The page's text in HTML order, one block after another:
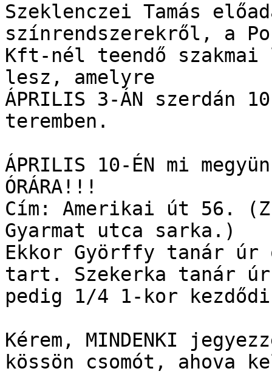
Szeklenczei Tamás
színrendszerekről, a
Kft-nél teendő
lesz, amelyre
ÁPRILIS 3-ÁN szerdán
teremben.
ÁPRILIS 10-ÉN mi
ÓRÁRA!!!
Cím: Amerikai út 56.
Gyarmat utca sarka.)
Ekkor Györffy tanár
tart. Szekerka tanár
pedig 1/4 1-kor
Kérem, MINDENKI
kössön csomót, ahova